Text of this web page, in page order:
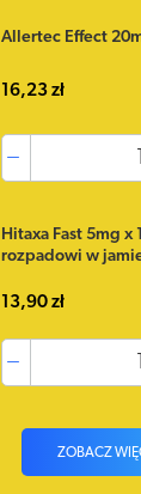
Allertec Effect
16,23 zł
Hitaxa Fast 5mg
rozpadowi w
13,90 zł
ZOBACZ